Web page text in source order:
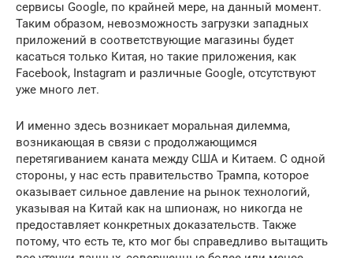
сервисы Google, по крайней мере, на данный момент.
Таким образом, невозможность загрузки западных
приложений в соответствующие магазины будет
касаться только Китая, но такие приложения, как
Facebook, Instagram и различные Google, отсутствуют
уже много лет.
И именно здесь возникает моральная дилемма,
возникающая в связи с продолжающимся
перетягиванием каната между США и Китаем. С одной
стороны, у нас есть правительство Трампа, которое
оказывает сильное давление на рынок технологий,
указывая на Китай как на шпионаж, но никогда не
предоставляет конкретных доказательств. Также
потому, что есть те, кто мог бы справедливо вытащить